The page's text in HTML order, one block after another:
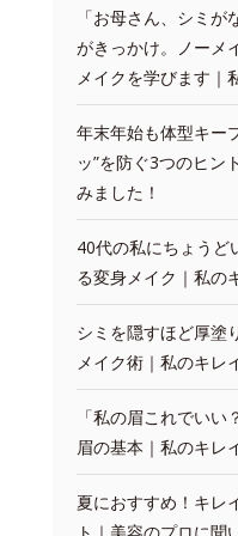
「お母さん、シミ
がきっかけ。ノーメ
メイクを学びます｜
年末年始も体型キー
ッ”を防ぐ3つのヒン
みました！
40代の私にちょうど
る変身メイク｜私の
シミを隠すほど厚塗
メイク術｜私のキレ
「私の眉これでい
眉の基本｜私のキレ
夏におすすめ！キレ